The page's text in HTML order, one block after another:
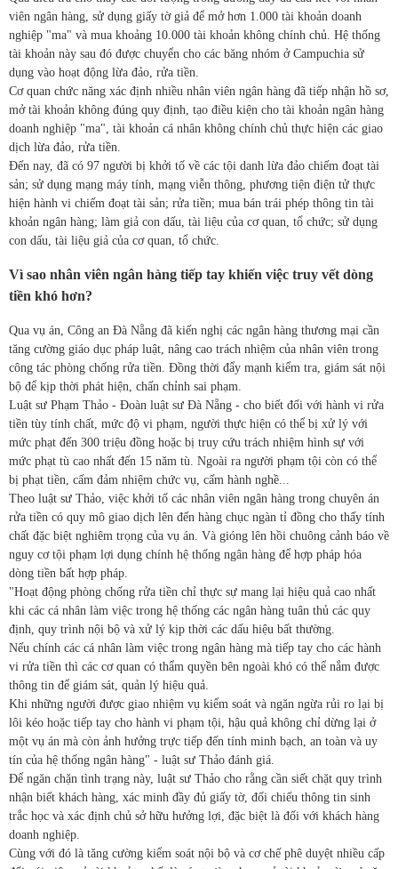
viên ngân hàng, sử dụng giấy tờ giả để mở hơn 1.000 tài khoản doanh
nghiệp "ma" và mua khoảng 10.000 tài khoản không chính chủ. Hệ thống
tài khoản này sau đó được chuyển cho các băng nhóm ở Campuchia sử
dụng vào hoạt động lừa đảo, rửa tiền.
Cơ quan chức năng xác định nhiều nhân viên ngân hàng đã tiếp nhận hồ sơ,
mở tài khoản không đúng quy định, tạo điều kiện cho tài khoản ngân hàng
doanh nghiệp "ma", tài khoản cá nhân không chính chủ thực hiện các giao
dịch lừa đảo, rửa tiền.
Đến nay, đã có 97 người bị khởi tố về các tội danh lừa đảo chiếm đoạt tài
sản; sử dụng mạng máy tính, mạng viễn thông, phương tiện điện tử thực
hiện hành vi chiếm đoạt tài sản; rửa tiền; mua bán trái phép thông tin tài
khoản ngân hàng; làm giả con dấu, tài liệu của cơ quan, tổ chức; sử dụng
con dấu, tài liệu giả của cơ quan, tổ chức.
Vì sao nhân viên ngân hàng tiếp tay khiến việc truy vết dòng
tiền khó hơn?
Qua vụ án, Công an Đà Nẵng đã kiến nghị các ngân hàng thương mại cần
tăng cường giáo dục pháp luật, nâng cao trách nhiệm của nhân viên trong
công tác phòng chống rửa tiền. Đồng thời đẩy mạnh kiểm tra, giám sát nội
bộ để kịp thời phát hiện, chấn chỉnh sai phạm.
Luật sư Phạm Thảo - Đoàn luật sư Đà Nẵng - cho biết đối với hành vi rửa
tiền tùy tính chất, mức độ vi phạm, người thực hiện có thể bị xử lý với
mức phạt đến 300 triệu đồng hoặc bị truy cứu trách nhiệm hình sự với
mức phạt tù cao nhất đến 15 năm tù. Ngoài ra người phạm tội còn có thể
bị phạt tiền, cấm đảm nhiệm chức vụ, cấm hành nghề...
Theo luật sư Thảo, việc khởi tố các nhân viên ngân hàng trong chuyên án
rửa tiền có quy mô giao dịch lên đến hàng chục ngàn tỉ đồng cho thấy tính
chất đặc biệt nghiêm trọng của vụ án. Và gióng lên hồi chuông cảnh báo về
nguy cơ tội phạm lợi dụng chính hệ thống ngân hàng để hợp pháp hóa
dòng tiền bất hợp pháp.
"Hoạt động phòng chống rửa tiền chỉ thực sự mang lại hiệu quả cao nhất
khi các cá nhân làm việc trong hệ thống các ngân hàng tuân thủ các quy
định, quy trình nội bộ và xử lý kịp thời các dấu hiệu bất thường.
Nếu chính các cá nhân làm việc trong ngân hàng mà tiếp tay cho các hành
vi rửa tiền thì các cơ quan có thẩm quyền bên ngoài khó có thể nắm được
thông tin để giám sát, quản lý hiệu quả.
Khi những người được giao nhiệm vụ kiểm soát và ngăn ngừa rủi ro lại bị
lôi kéo hoặc tiếp tay cho hành vi phạm tội, hậu quả không chỉ dừng lại ở
một vụ án mà còn ảnh hưởng trực tiếp đến tính minh bạch, an toàn và uy
tín của hệ thống ngân hàng" - luật sư Thảo đánh giá.
Để ngăn chặn tình trạng này, luật sư Thảo cho rằng cần siết chặt quy trình
nhận biết khách hàng, xác minh đầy đủ giấy tờ, đối chiếu thông tin sinh
trắc học và xác định chủ sở hữu hưởng lợi, đặc biệt là đối với khách hàng
doanh nghiệp.
Cùng với đó là tăng cường kiểm soát nội bộ và cơ chế phê duyệt nhiều cấp